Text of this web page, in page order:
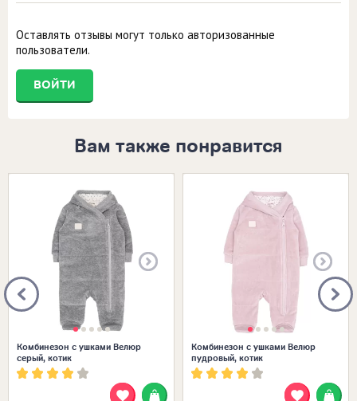
Оставлять отзывы могут только авторизованные
пользователи.
ВОЙТИ
Вам также понравится
Размеры в наличии: Размеры в наличии:
Комбинезон с ушками Велюр
серый, котик
Комбинезон с ушками Велюр
пудровый, котик